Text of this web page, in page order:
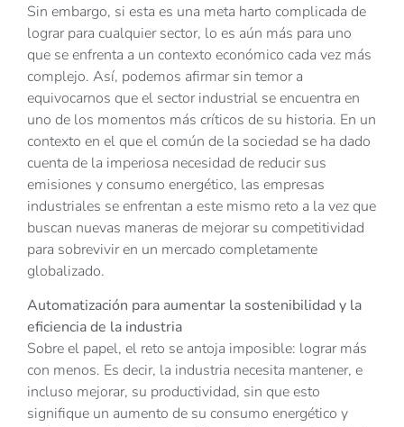
Sin embargo, si esta es una meta harto complicada de
lograr para cualquier sector, lo es aún más para uno
que se enfrenta a un contexto económico cada vez más
complejo. Así, podemos afirmar sin temor a
equivocarnos que el sector industrial se encuentra en
uno de los momentos más críticos de su historia. En un
contexto en el que el común de la sociedad se ha dado
cuenta de la imperiosa necesidad de reducir sus
emisiones y consumo energético, las empresas
industriales se enfrentan a este mismo reto a la vez que
buscan nuevas maneras de mejorar su competitividad
para sobrevivir en un mercado completamente
globalizado.
Automatización para aumentar la sostenibilidad y la
eficiencia de la industria
Sobre el papel, el reto se antoja imposible: lograr más
con menos. Es decir, la industria necesita mantener, e
incluso mejorar, su productividad, sin que esto
signifique un aumento de su consumo energético y